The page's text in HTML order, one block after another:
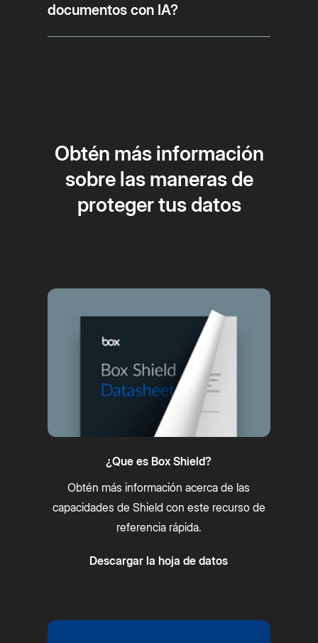
documentos con IA?
Obtén más información
sobre las maneras de
proteger tus datos
¿Que es Box Shield?
Obtén más información acerca de las
capacidades de Shield con este recurso de
referencia rápida.
Descargar la hoja de datos